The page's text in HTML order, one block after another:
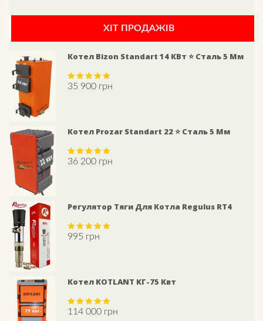
ХІТ ПРОДАЖІВ
Котел Bizon Standart 14 КВт ⭐ Сталь 5 Мм
Rated5.00
35 900 грн
Котел Prozar Standart 22 ⭐ Сталь 5 Мм
Rated5.00
36 200 грн
Регулятор Тяги Для Котла Regulus RT4
Rated5.00
out of 5
995 грн
Котел KOTLANT KГ-75 Квт
Rated5.00
114 000 грн